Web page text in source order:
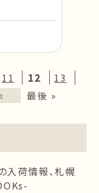
11 12
13
最後 »
入荷情報、札幌